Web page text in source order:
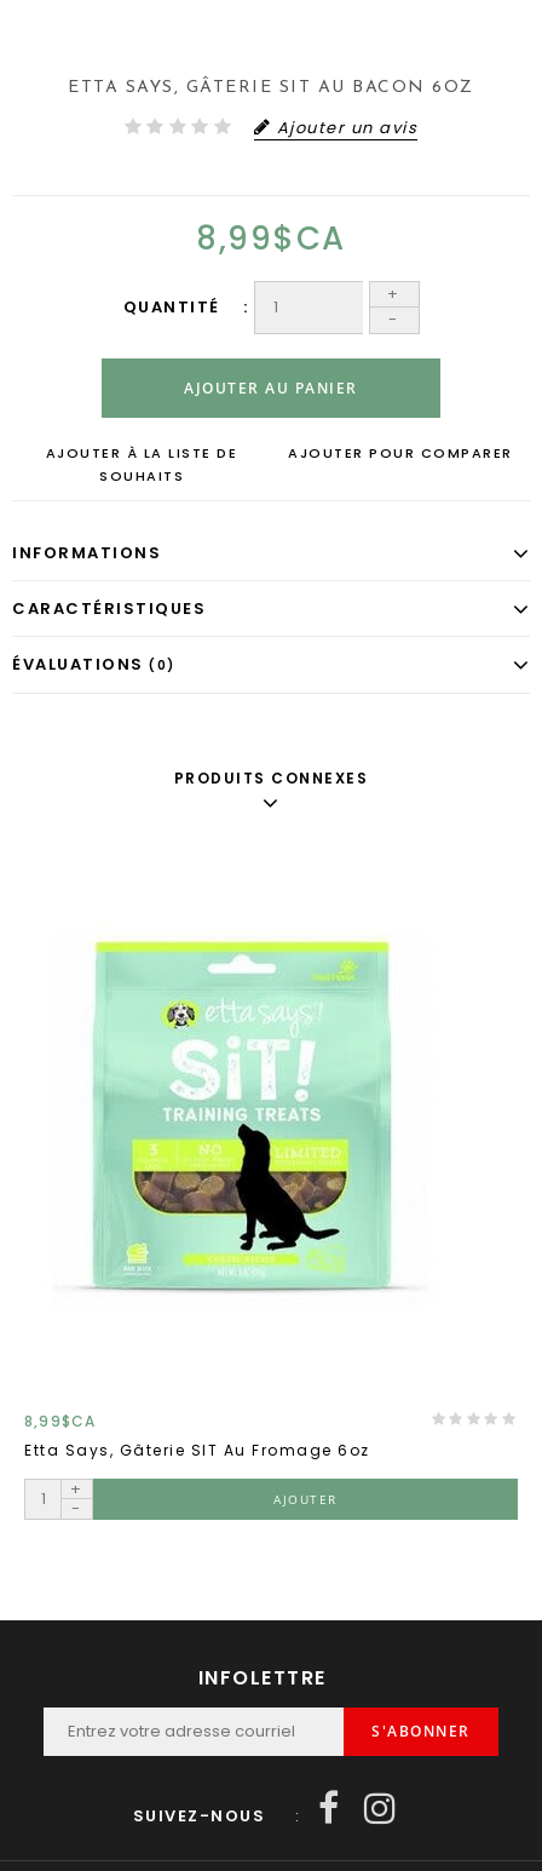
ETTA SAYS, GÂTERIE SIT AU BACON 6OZ
Ajouter un avis
8,99$CA
QUANTITÉ
+
-
AJOUTER AU PANIER
AJOUTER À LA LISTE DE
SOUHAITS
AJOUTER POUR COMPARER
INFORMATIONS
CARACTÉRISTIQUES
ÉVALUATIONS (0)
PRODUITS CONNEXES
8,99$CA
Etta Says, Gâterie SIT Au Fromage 6oz
+
-
AJOUTER
INFOLETTRE
S'ABONNER
SUIVEZ-NOUS :